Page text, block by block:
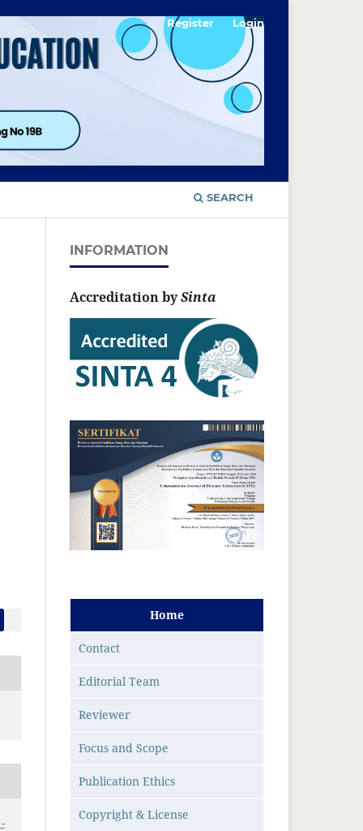
SEARCH
Register Login
INFORMATION
Accreditation bySinta
Home
Contact
Editorial Team
Reviewer
Focus and Scope
Publication Ethics
Copyright & License